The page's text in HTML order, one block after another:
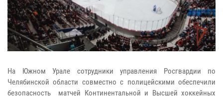
На Южном Урале сотрудники управления Росгвардии по
Челябинской области совместно с полицейскими обеспечили
безопасность матчей Континентальной и Высшей хоккейных